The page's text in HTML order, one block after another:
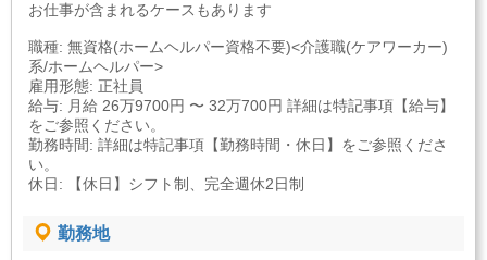
お仕事が含まれるケースもあります
職種: 無資格(ホームヘルパー資格不要)<介護職(ケアワーカー)
系/ホームヘルパー>
雇用形態: 正社員
給与: 月給 26万9700円 〜 32万700円 詳細は特記事項【給与】
をご参照ください。
勤務時間: 詳細は特記事項【勤務時間・休日】をご参照くださ
い。
休日: 【休日】シフト制、完全週休2日制
勤務地